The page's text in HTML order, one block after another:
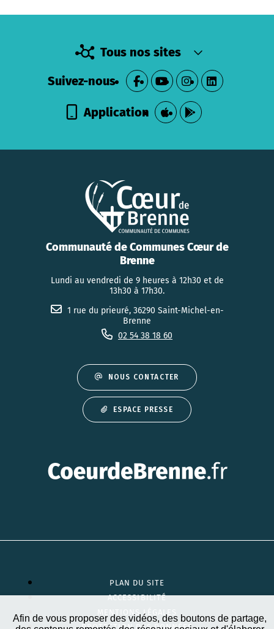
Afin de vous proposer des vidéos, des boutons de partage,
Tous nos sites
Suivez-nous
Application
Communauté de Communes Cœur de
Brenne
Lundi au vendredi de 9 heures à 12h30 et de
13h30 à 17h30.
1 rue du prieuré, 36290 Saint-Michel-en-
Brenne
02 54 38 18 60
NOUS CONTACTER
ESPACE PRESSE
PLAN DU SITE
ACCESSIBILITÉ
MENTIONS LÉGALES
PROTECTION DES DONNÉES